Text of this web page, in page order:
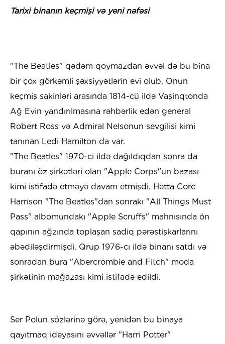
Tarixi binanın keçmişi və yeni nəfəsi
"The Beatles" qədəm qoymazdan əvvəl də bu bina
bir çox görkəmli şəxsiyyətlərin evi olub. Onun
keçmiş sakinləri arasında 1814-cü ildə Vaşinqtonda
Ağ Evin yandırılmasına rəhbərlik edən general
Robert Ross və Admiral Nelsonun sevgilisi kimi
tanınan Ledi Hamilton da var.
​"The Beatles" 1970-ci ildə dağıldıqdan sonra da
buranı öz şirkətləri olan "Apple Corps"un bazası
kimi istifadə etməyə davam etmişdi. Hətta Corc
Harrison "The Beatles"dan sonrakı "All Things Must
Pass" albomundakı "Apple Scruffs" mahnısında ön
qapının ağzında toplaşan sadiq pərəstişkarlarını
əbədiləşdirmişdi. Qrup 1976-cı ildə binanı satdı və
sonradan bura "Abercrombie and Fitch" moda
şirkətinin mağazası kimi istifadə edildi.
Ser Polun sözlərinə görə, yenidən bu binaya
qayıtmaq ideyasını əvvəllər "Harri Potter"